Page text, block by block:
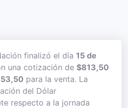
finalizó el día 15 de
una cotización de $813,50
para la venta. La
del Dólar
respecto a la jornada